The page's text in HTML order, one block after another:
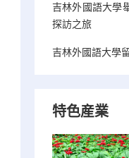
吉林外國語大學
探訪之旅
吉林外國語大學
特色産業